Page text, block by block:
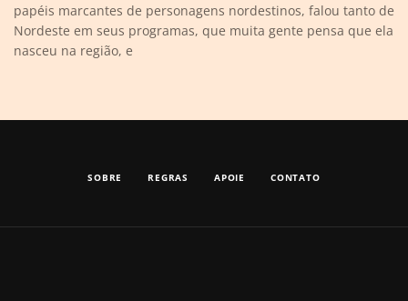
papéis marcantes de personagens nordestinos, falou tanto de
Nordeste em seus programas, que muita gente pensa que ela
nasceu na região, e
SOBRE REGRAS APOIE CONTATO